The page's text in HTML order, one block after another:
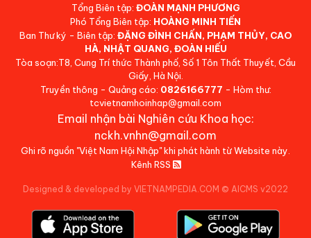
Tổng Biên tập: ĐOÀN MẠNH PHƯƠNG
Phó Tổng Biên tập: HOÀNG MINH TIẾN
Ban Thư ký - Biên tập: ĐẶNG ĐÌNH CHẤN, PHẠM THỦY, CAO
HÀ, NHẬT QUANG, ĐOÀN HIẾU
Tòa soạn:T8, Cung Trí thức Thành phố, Số 1 Tôn Thất Thuyết, Cầu
Giấy, Hà Nội.
Truyền thông - Quảng cáo: 0826166777 - Hòm thư:
tcvietnamhoinhap@gmail.com
Email nhận bài Nghiên cứu Khoa học:
nckh.vnhn@gmail.com
Ghi rõ nguồn "Việt Nam Hội Nhập" khi phát hành từ Website này.
Kênh RSS
Designed & developed by VIETNAMPEDIA.COM © AICMS v2022